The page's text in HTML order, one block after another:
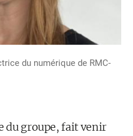
du numérique de RMC-
du groupe, fait venir